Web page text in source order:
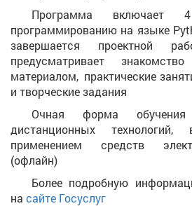
Программа
программированию на языке
завершается проектной
предусматривает
материалом, практические
и творческие задания
Очная форма
дистанционных
применением средств
(офлайн)
Более подробную
на сайте Госуслуг